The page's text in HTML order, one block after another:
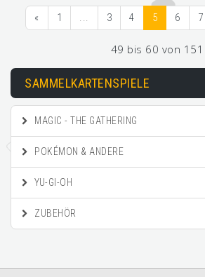
« 1 ... 3 4 5 6 7
49 bis 60 von 151
SAMMELKARTENSPIELE
MAGIC - THE GATHERING
POKÉMON & ANDERE
YU-GI-OH
ZUBEHÖR